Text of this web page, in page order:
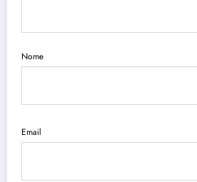
Nome
Email